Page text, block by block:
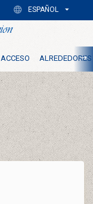
ACCESO ALREDEDORES
ESPAÑOL